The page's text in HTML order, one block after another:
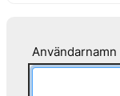
Användarnamn